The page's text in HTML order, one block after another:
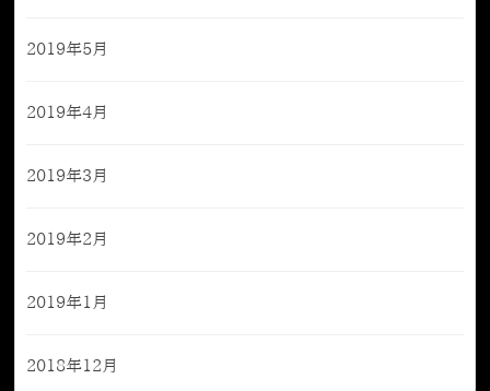
2019年5月
2019年4月
2019年3月
2019年2月
2019年1月
2018年12月